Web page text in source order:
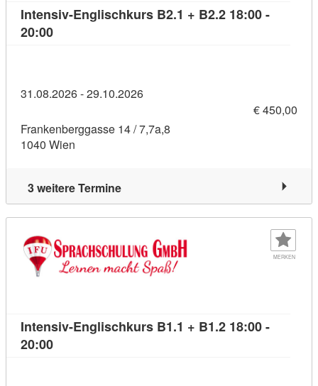
Intensiv-Englischkurs B2.1 + B2.2 18:00 -
20:00Kursdetail: Intensiv-Englischkurs B2.1 + B2.2
31.08.2026 - 29.10.2026
€ 450,00
Frankenberggasse 14 / 7,7a,8
1040 Wien
3 weitere Termine
MERKEN
Intensiv-Englischkurs B1.1 + B1.2 18:00 -
20:00Kursdetail: Intensiv-Englischkurs B1.1 + B1.2